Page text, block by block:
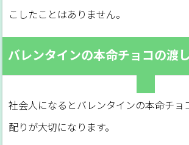
こしたことはありません。
バレンタインの本命チョコの渡
社会人になるとバレンタインの本命チョ
配りが大切になります。